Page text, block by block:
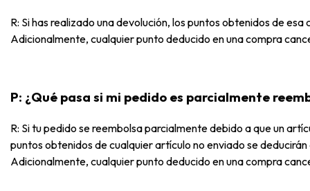
R: Si has realizado una devolución, los puntos obtenidos de
Adicionalmente, cualquier punto deducido en una compra
P: ¿Qué pasa si mi pedido es parcialmente
R: Si tu pedido se reembolsa parcialmente debido a que un
puntos obtenidos de cualquier artículo no enviado se
Adicionalmente, cualquier punto deducido en una compra